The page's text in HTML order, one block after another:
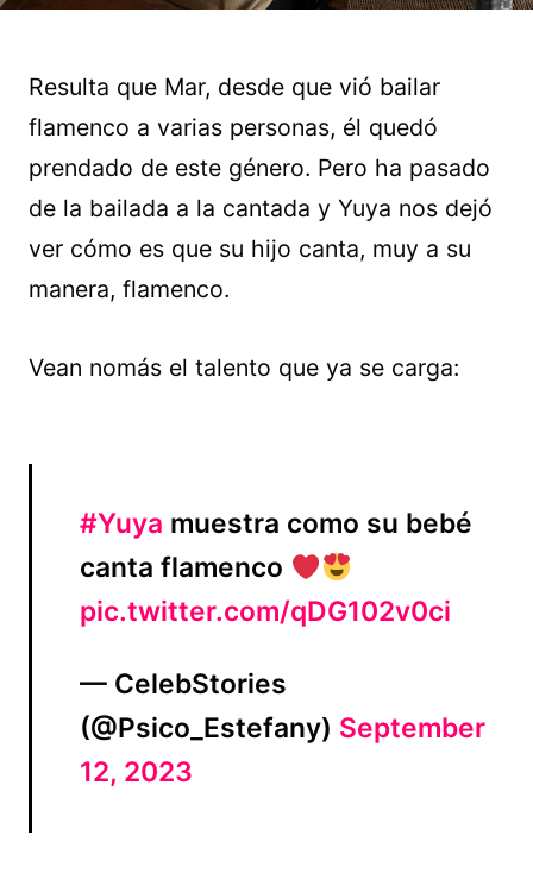
Resulta que Mar, desde que vió bailar
flamenco a varias personas, él quedó
prendado de este género. Pero ha pasado
de la bailada a la cantada y Yuya nos dejó
ver cómo es que su hijo canta, muy a su
manera, flamenco.
Vean nomás el talento que ya se carga:
#Yuya muestra como su bebé
canta flamenco
pic.twitter.com/qDG102v0ci
— CelebStories
(@Psico_Estefany) September
12, 2023